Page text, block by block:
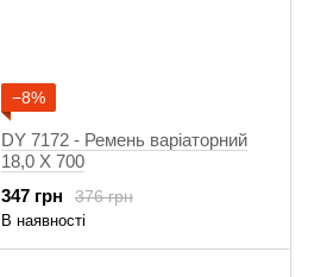
−8%
DY 7172 - Ремень варіаторний
18,0 X 700
376 грн
347 грн
В наявності